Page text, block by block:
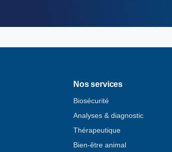
Nos services
Biosécurité
Analyses & diagnostic
Thérapeutique
Bien-être animal